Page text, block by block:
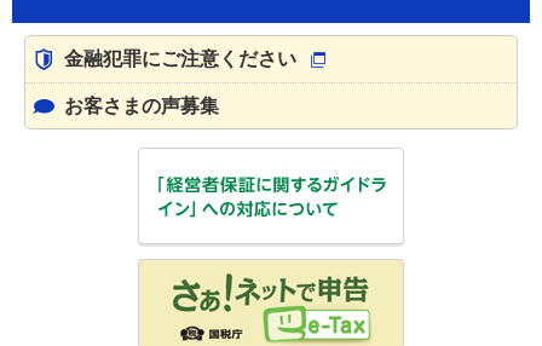
金融犯罪にご注意ください
お客さまの声募集